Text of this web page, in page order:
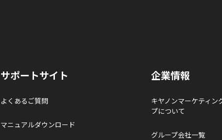
サポートサイト
よくあるご質問
マニュアルダウンロード
企業情報
キヤノンマーケティン
プについて
グループ会社一覧